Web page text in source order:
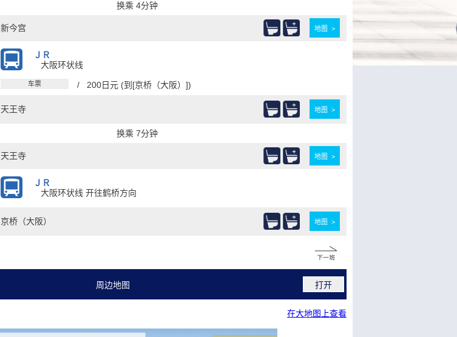
换乘 4分钟
新今宫 地图 >
ＪＲ
大阪环状线
车票 / 200日元 (到[京桥（大阪）])
天王寺 地图 >
换乘 7分钟
天王寺 地图 >
ＪＲ
大阪环状线 开往鹤桥方向
京桥（大阪） 地图 >
周边地图 打开
在大地图上查看